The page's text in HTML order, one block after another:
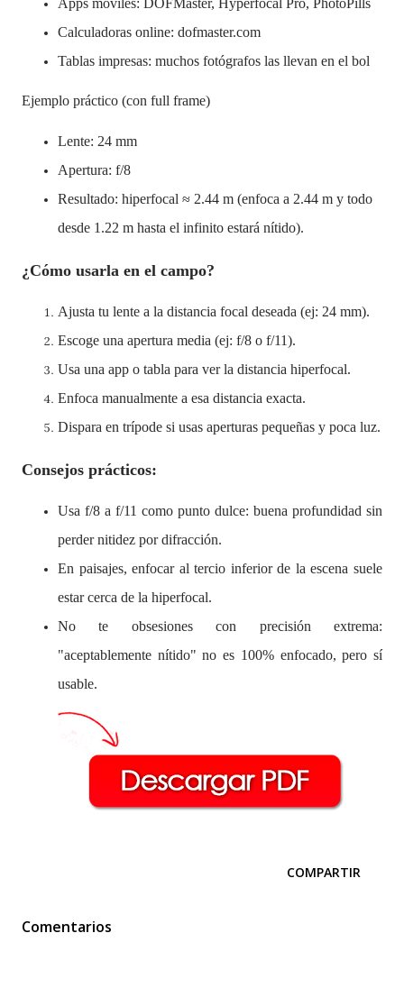
Calculadoras online: dofmaster.com
Tablas impresas: muchos fotógrafos las llevan en el bol
Ejemplo práctico (con full frame)
Lente: 24 mm
Apertura: f/8
Resultado: hiperfocal ≈ 2.44 m (enfoca a 2.44 m y todo
desde 1.22 m hasta el infinito estará nítido).
¿Cómo usarla en el campo?
Ajusta tu lente a la distancia focal deseada (ej: 24 mm).
Escoge una apertura media (ej: f/8 o f/11).
Usa una app o tabla para ver la distancia hiperfocal.
Enfoca manualmente a esa distancia exacta.
Dispara en trípode si usas aperturas pequeñas y poca luz.
Consejos prácticos:
Usa f/8 a f/11 como punto dulce: buena profundidad sin
perder nitidez por difracción.
En paisajes, enfocar al tercio inferior de la escena suele
estar cerca de la hiperfocal.
No te obsesiones con precisión extrema:
"aceptablemente nítido" no es 100% enfocado, pero sí
usable.
COMPARTIR
Comentarios